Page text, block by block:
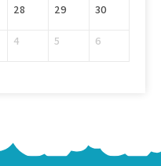
28 29 30
4 5 6